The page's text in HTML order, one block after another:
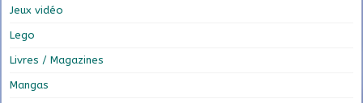
Jeux vidéo
Lego
Livres / Magazines
Mangas